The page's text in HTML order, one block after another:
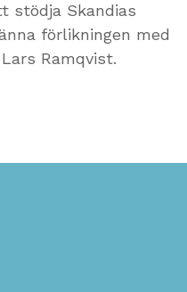
stödja Skandias
förlikningen med
Ramqvist.